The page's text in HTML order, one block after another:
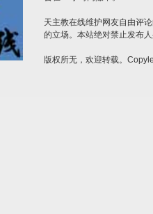
天主教在线维护网友自由评
的立场。本站绝对禁止发布
版权所无，欢迎转载。